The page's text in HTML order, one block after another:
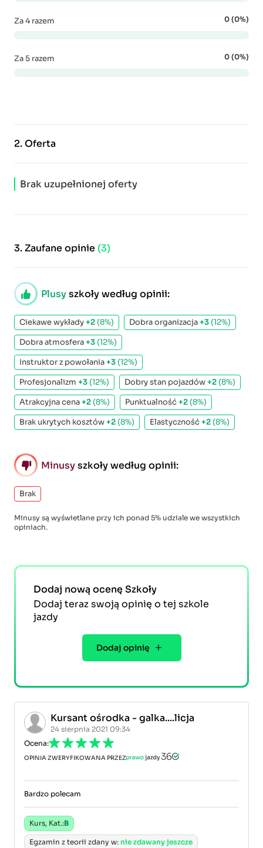
Za 4 razem 0 (0%)
Za 5 razem 0 (0%)
2.Oferta
Brak uzupełnionej oferty
3.Zaufane opinie (3)
Plusyszkoły według opinii:
Ciekawe wykłady+2 (8%) Dobra organizacja+3 (12%)
Dobra atmosfera+3 (12%)
Instruktor z powołania+3 (12%)
Profesjonalizm +3 (12%) Dobry stan pojazdów+2 (8%)
Atrakcyjna cena+2 (8%) Punktualność+2 (8%)
Brak ukrytych kosztów+2 (8%) Elastyczność+2 (8%)
Minusyszkoły według opinii:
Brak
Minusy są wyświetlane przy ich ponad 5% udziale we wszystkich
opiniach.
Dodaj nową ocenę Szkoły
Dodaj teraz swoją opinię o tej szkole
jazdy
Dodaj opinię
Kursant ośrodka - galka....licja
24 sierpnia 2021 09:34
Ocena:
OPINIA ZWERYFIKOWANA PRZEZ
Bardzo polecam
Kurs, Kat.:B
Egzamin z teorii zdany w: nie zdawany jeszcze